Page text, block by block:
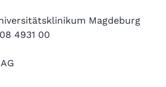
Magdeburg
4931 00